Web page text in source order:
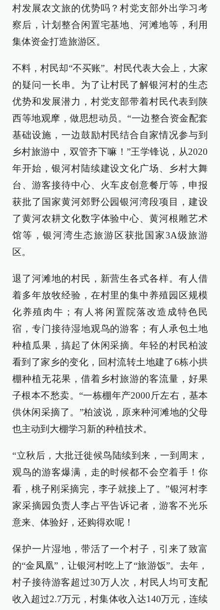
村发展农文旅的优势吗？村党支部外出学习考
察后，计划整合闲置宅基地、河滩地等，利用
集体资金打造旅游区。
不料，村民却“不买账”。村民代表大会上，大家
的疑问一长串。为了让村民了解银河村的生态
优势和发展潜力，村党支部带着村民代表到陕
西等地观摩，做思想动员。“一边整合资金配套
基础设施，一边鼓励村民结合自家情况参与到
乡村旅游中，双管齐下嘛！”王学锋说，从2020
年开始，银河村陆续建设文化广场、乡村大舞
台、游客接待中心、火车皮创意餐厅等，申报
获批了国家黄河郊野公园银河湾段项目，建设
了黄河农耕文化数字体验中心、黄河根雕艺术
馆等，银河湾生态旅游区获批国家3A级旅游
区。
退了河滩地的村民，新营生各式各样。有人借
着多年放牧经验，在村里的集中养殖园区规模
化养殖肉牛；有人将闲置院落改造成特色民
宿，专门接待湿地观鸟的游客；有人承包土地
种植瓜果，搞起了休闲采摘。年轻的村民柏波
看到了家乡的变化，回村流转土地建了6栋小拱
棚种植无花果，借着乡村旅游的客流量，好果
子根本不愁卖。“一栋棚年产2000斤左右，基本
供休闲采摘了。”柏波说，原来种河滩地的父母
也主动到大棚学习新的种植技术。
“立秋后，大批迁徙候鸟陆续到来，一到周末，
观鸟的游客爆满，走的时候都不会空着手！你
看，桃子刚采摘完，李子就接上了。”银河村李
家采摘园负责人李占平告诉记者，游客不光乐
意来、体验好，还购得欢呢！
保护一片湿地，带活了一个村子，引来了致富
的“金凤凰”，让银河村吃上了“旅游饭”。去年，
村子接待游客超过30万人次，村民人均可支配
收入超过2.7万元，村集体收入达140万元，连续